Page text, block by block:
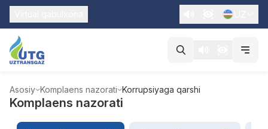
Asosiy Komplaens nazorati Korrupsiyaga qarshi
Komplaens nazorati